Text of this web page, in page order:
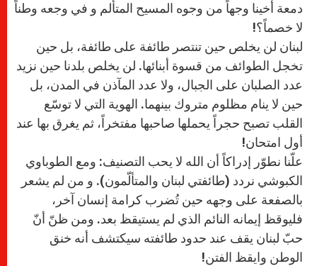
دمعة أخينا وجهاً من وجوه المسيح المتألم و في وجعه وطناً
لا خصماً؟!
لبنان لن يخلص حين تنتصر طائفة على طائفة، بل حين
تخجل الطوائف من قسوة أبنائها. لن يخلص بلدنا حين نزيد
عدد الصلبان على الجبال، ولا عدد المآذن في المدن، بل
حين لا ينام مظلوم متروك بينهما. الهوية التي لا توسّع
القلب تصبح حجراً يحملها صاحبها مفتخراً، ثم يغرق بها عند
أول امتحان!
علّنا نطوّر إدراكاً أن الله لا يحب التصنيف: ومع الطوباوي
الكبوشي نردد (طائفتي لبنان والمتألّمون). و من لم يشعر
بالصفعة على وجهه حين تُضرب كرامة إنسان آخر،
فليوقظ إيمانه النائم الذي لم يستيقظ بعد. ومن ظنّ أنّ
حبّ لبنان يقف عند حدود طائفته سيكتشف أنه خنق
الوطن وايقظ الفتن!